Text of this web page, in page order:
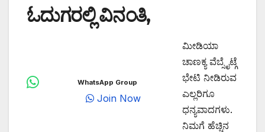
ಓದುಗರಲ್ಲಿ ವಿನಂತಿ,
WhatsApp Group
Join Now
ಮೀಡಿಯಾ
ಚಾಣಕ್ಯ ವೆಬ್ಸೈಟ್ಗೆ
ಭೇಟಿ ನೀಡಿರುವ
ಎಲ್ಲರಿಗೂ
ಧನ್ಯವಾದಗಳು.
ನಿಮಗೆ ಹೆಚ್ಚಿನ